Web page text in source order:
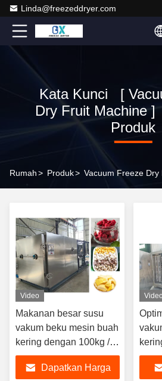
Linda@freezeddryer.com
Kata Kunci [
Dry Fruit Machine
Produk
Rumah> Produk>
Video
Makanan besar susu
vakum beku mesin buah
kering dengan 100kg /
batch
Dapatkan Harga
Video